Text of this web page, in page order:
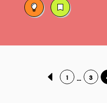
1 ... 3